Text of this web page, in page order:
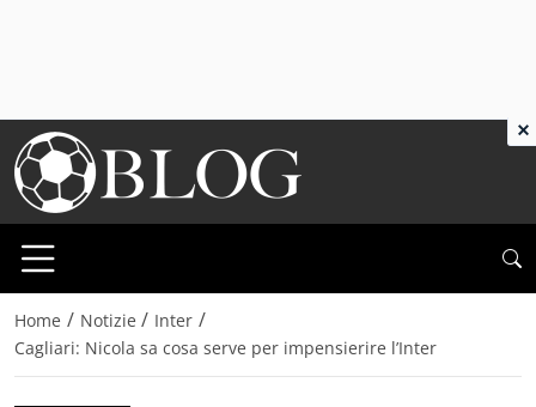
Home / Notizie / Inter /
Cagliari: Nicola sa cosa serve per impensierire l’Inter
×